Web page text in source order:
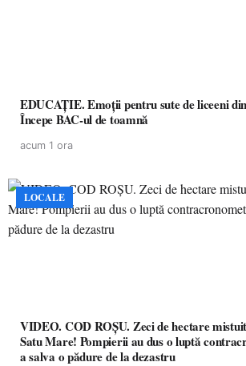
EDUCAȚIE. Emoții pentru sute de liceeni
Începe BAC-ul de toamnă
acum 1 ora
LOCALE
VIDEO. COD ROȘU. Zeci de hectare mistuite de flăcări în
Satu Mare! Pompierii au dus o luptă
a salva o pădure de la dezastru